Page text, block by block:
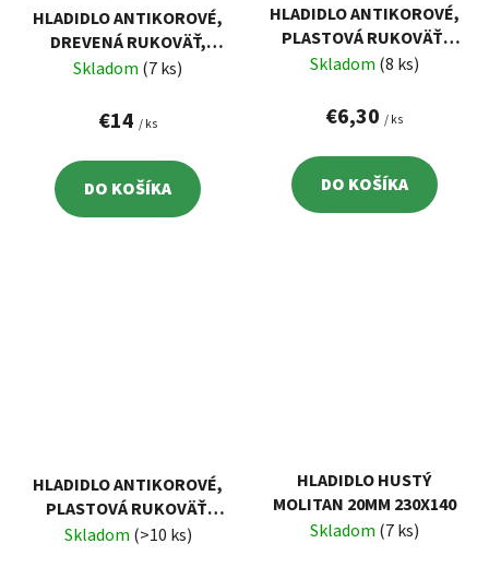
HLADIDLO ANTIKOROVÉ,
DREVENÁ RUKOVÄŤ,
680X130MM
Skladom (7 ks)
€14 / ks
DO KOŠÍKA
HLADIDLO ANTIKOROVÉ,
PLASTOVÁ RUKOVÄŤ,
360X130MM
Skladom (8 ks)
€6,30 / ks
DO KOŠÍKA
HLADIDLO ANTIKOROVÉ,
PLASTOVÁ RUKOVÄŤ,
480X130MM
Skladom (>10 ks)
HLADIDLO HUSTÝ
MOLITAN 20MM 230X140
Skladom (7 ks)